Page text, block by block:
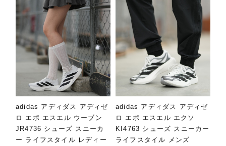
adidas アディダス アディゼ
ロ エボ エスエル ウーブン
JR4736 シューズ スニーカ
ー ライフスタイル レディー
adidas アディダス アディゼ
ロ エボ エスエル エクソ
KI4763 シューズ スニーカー
ライフスタイル メンズ